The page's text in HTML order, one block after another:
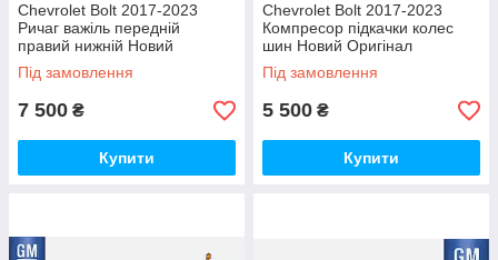
Chevrolet Bolt 2017-2023
Ричаг важіль передній
правий нижній Новий
Оригінал
Під замовлення
7 500 ₴
Купити
Chevrolet Bolt 2017-2023
Компресор підкачки колес
шин Новий Оригінал
Під замовлення
5 500 ₴
Купити